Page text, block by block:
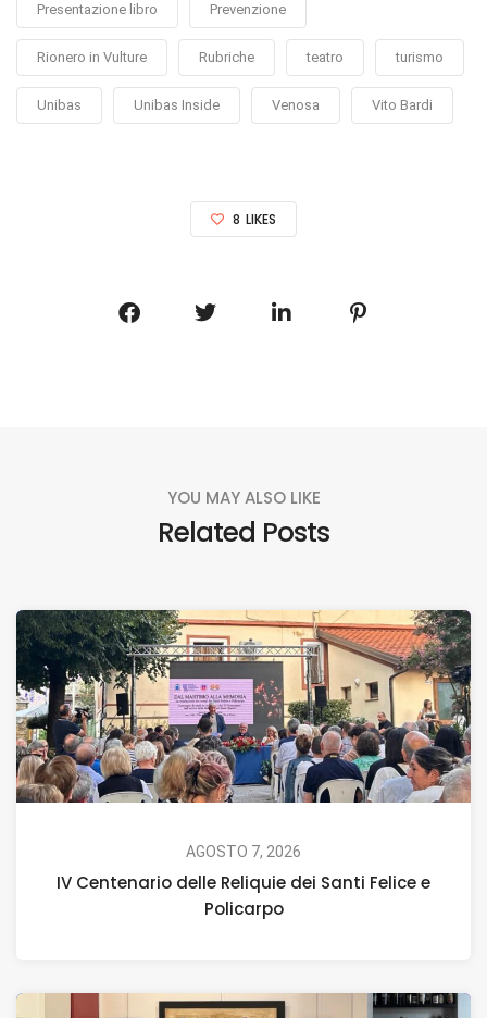
Presentazione libro Prevenzione
Rionero in Vulture Rubriche teatro turismo
Unibas Unibas Inside Venosa Vito Bardi
8 LIKES
YOU MAY ALSO LIKE
Related Posts
AGOSTO 7, 2026
IV Centenario delle Reliquie dei Santi Felice e
Policarpo